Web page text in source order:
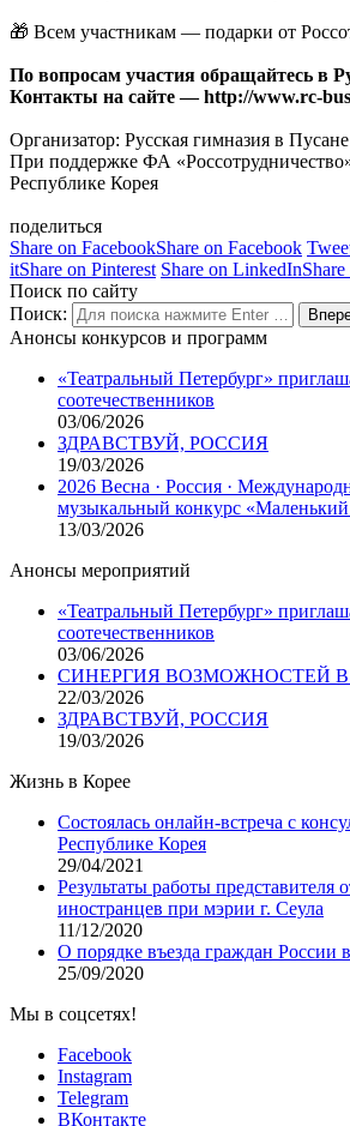
🎁 Всем участникам — подарки от
По вопросам участия обращайтесь в
Контакты на сайте — http://www.rc-
Организатор: Русская гимназия в Пусане
При поддержке ФА
Республике Корея
поделиться
Share on FacebookShare on Facebook
itShare on Pinterest Share on LinkedIn
Поиск по сайту
Поиск:
Анонсы конкурсов и программ
«Театральный Петербург»
соотечественников
03/06/2026
ЗДРАВСТВУЙ, РОССИЯ
19/03/2026
2026 Весна · Россия ·
музыкальный конкурс
13/03/2026
Анонсы мероприятий
«Театральный Петербург»
соотечественников
03/06/2026
СИНЕРГИЯ ВОЗМОЖНОСТЕЙ В
22/03/2026
ЗДРАВСТВУЙ, РОССИЯ
19/03/2026
Жизнь в Корее
Состоялась онлайн-встреча с
Республике Корея
29/04/2021
Результаты работы представителя
иностранцев при мэрии г. Сеула
11/12/2020
О порядке въезда граждан России
25/09/2020
Мы в соцсетях!
Facebook
Instagram
Telegram
ВКонтакте